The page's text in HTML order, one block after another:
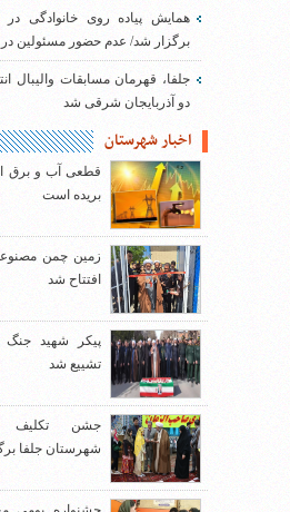
همایش پیاده روی خانوادگی
برگزار شد/ عدم حضور مسئولین در
جلفا، قهرمان مسابقات والیبال
دو آذربایجان شرقی شد
اخبار شهرستان
قطعی آب و برق
بریده است
زمین چمن
افتتاح شد
پیکر شهید جنگ
تشییع شد
جشن تکلیف
شهرستان جلفا